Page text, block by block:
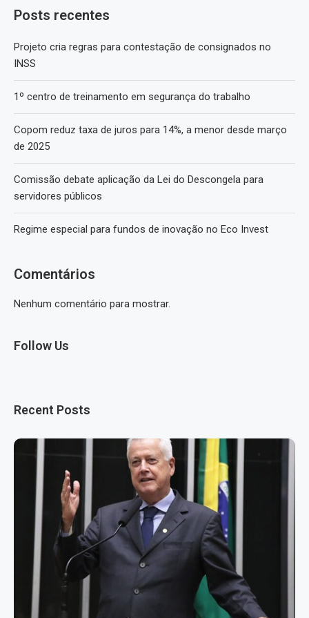
Posts recentes
Projeto cria regras para contestação de consignados no
INSS
1º centro de treinamento em segurança do trabalho
Copom reduz taxa de juros para 14%, a menor desde março
de 2025
Comissão debate aplicação da Lei do Descongela para
servidores públicos
Regime especial para fundos de inovação no Eco Invest
Comentários
Nenhum comentário para mostrar.
Follow Us
Recent Posts